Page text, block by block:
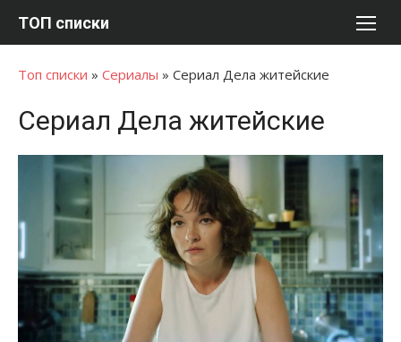
ТОП списки
Топ списки » Сериалы » Сериал Дела житейские
Сериал Дела житейские